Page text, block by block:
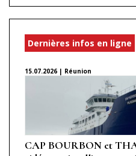
Dernières infos en ligne
15.07.2026 | Réunion
CAP BOURBON et